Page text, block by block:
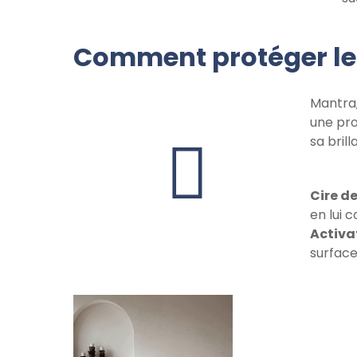
Comment protéger
une
sa
Cire
en lui